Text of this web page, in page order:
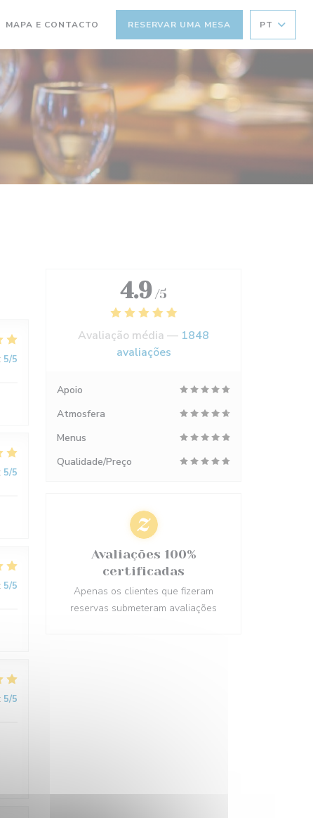
MAPA E CONTACTO RESERVAR UMA MESA PT
: 5/5
: 5/5
: 5/5
: 5/5
4.9 /5
Avaliação média — 1848
avaliações
Apoio
Atmosfera
Menus
Qualidade/Preço
Avaliações 100%
certificadas
Apenas os clientes que fizeram
reservas submeteram avaliações